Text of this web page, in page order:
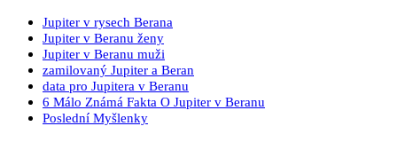
Jupiter v rysech Berana
Jupiter v Beranu ženy
Jupiter v Beranu muži
zamilovaný Jupiter a Beran
data pro Jupitera v Beranu
6 Málo Známá Fakta O Jupiter v Beranu
Poslední Myšlenky